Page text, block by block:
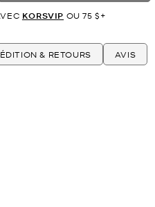
KORSVIP OU 75 $+
& RETOURS AVIS